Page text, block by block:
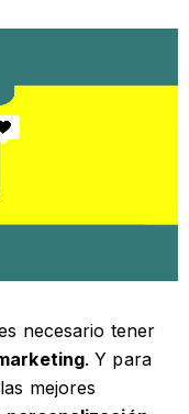
necesario tener
. Y para
mejores